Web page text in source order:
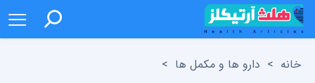
خانه > دارو ها و مکمل ها >